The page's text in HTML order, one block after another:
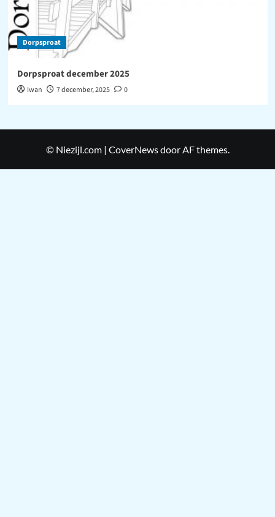
Dorpsproat
Dorpsproat december 2025
Iwan 7 december, 2025 0
© Niezijl.com | CoverNewsdoor AF themes.